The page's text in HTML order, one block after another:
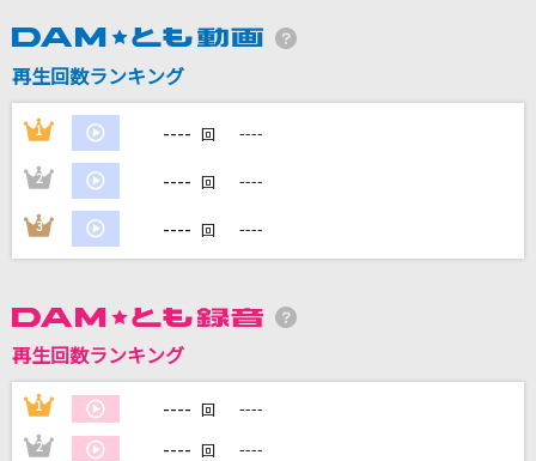
ホワイトノイズ(「東京リベンジャーズ」アニメ
バージョン)
Official髭男dism
ビビデバ
星街すいせい
[生音]新しい恋人達に
愛のかたまり
Highlight(パワフルプロ野球2026-2027主題歌)
再生回数ランキング
1 ---- 回 ----
2 ---- 回 ----
3 ---- 回 ----
再生回数ランキング
1 ---- 回 ----
2 ---- 回 ----